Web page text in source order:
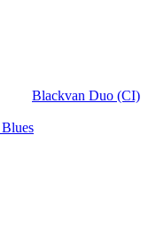
Blackvan Duo (CI)